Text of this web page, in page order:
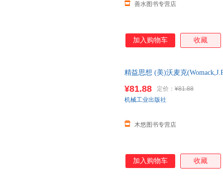
善水图书专营店
加入购物车 收藏
精益思想 (美)沃麦克
¥81.88 定价： ¥81.88
木悠图书专营店
机械工业出版社
加入购物车 收藏